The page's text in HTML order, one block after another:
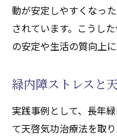
天啓気功治療
覚醒と天啓気
動が安定しやすくなっ
されています。こうし
の安定や生活の質向上
緑内障ストレスと
実践事例として、長年
て天啓気功治療法を取